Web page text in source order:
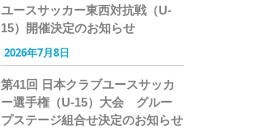
ユースサッカー東西対抗戦（U-
15）開催決定のお知らせ
2026年7月8日
第41回 日本クラブユースサッカ
ー選手権（U-15）大会 グルー
プステージ組合せ決定のお知らせ